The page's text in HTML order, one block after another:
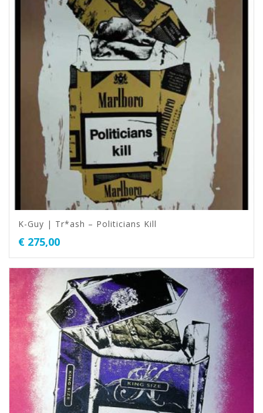
K-Guy | Tr*ash – Politicians Kill
€ 275,00